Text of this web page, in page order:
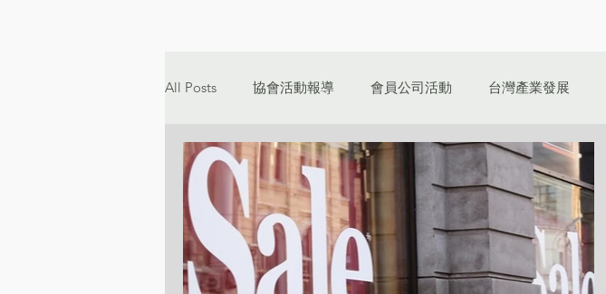
All Posts 協會活動報導 會員公司活動 台灣產業發展
二十週年專刊